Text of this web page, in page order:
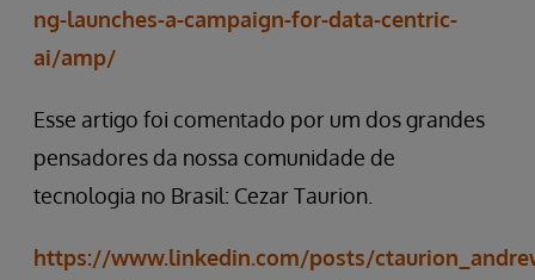
ng-launches-a-campaign-for-data-centric-
ai/amp/
Esse artigo foi comentado por um dos grandes
pensadores da nossa comunidade de
tecnologia no Brasil: Cezar Taurion.
https://www.linkedin.com/posts/